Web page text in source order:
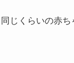
じくらいの赤ち